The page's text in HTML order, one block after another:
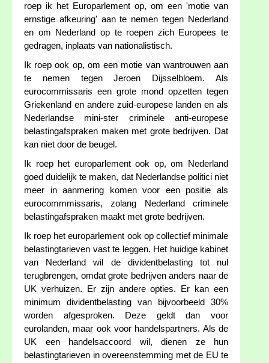
roep ik het Europarlement op, om een 'motie van
ernstige afkeuring' aan te nemen tegen Nederland
en om Nederland op te roepen zich Europees te
gedragen, inplaats van nationalistisch.
Ik roep ook op, om een motie van wantrouwen aan
te nemen tegen Jeroen Dijsselbloem. Als
eurocommissaris een grote mond opzetten tegen
Griekenland en andere zuid-europese landen en als
Nederlandse mini-ster criminele anti-europese
belastingafspraken maken met grote bedrijven. Dat
kan niet door de beugel.
Ik roep het europarlement ook op, om Nederland
goed duidelijk te maken, dat Nederlandse politici niet
meer in aanmering komen voor een positie als
eurocommmissaris, zolang Nederland criminele
belastingafspraken maakt met grote bedrijven.
Ik roep het europarlement ook op collectief minimale
belastingtarieven vast te leggen. Het huidige kabinet
van Nederland wil de dividentbelasting tot nul
terugbrengen, omdat grote bedrijven anders naar de
UK verhuizen. Er zijn andere opties. Er kan een
minimum dividentbelasting van bijvoorbeeld 30%
worden afgesproken. Deze geldt dan voor
eurolanden, maar ook voor handelspartners. Als de
UK een handelsaccoord wil, dienen ze hun
belastingtarieven in overeenstemming met de EU te